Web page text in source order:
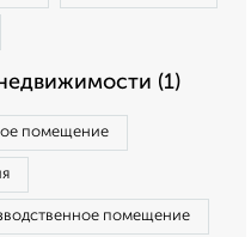
(1)
помещение
помещение